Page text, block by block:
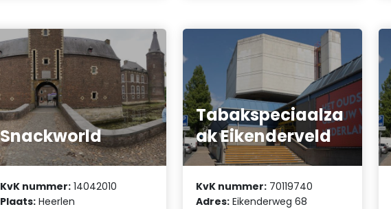
Snackworld
KvK nummer: 14042010
Plaats: Heerlen
Tabakspeciaalza
ak Eikenderveld
KvK nummer: 70119740
Adres: Eikenderweg 68